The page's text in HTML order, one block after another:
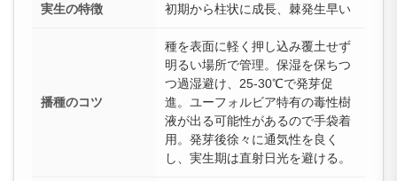
実生の特徴 初期から柱状に成長、棘発生早い
播種のコツ
種を表面に軽く押し込み覆土せず
明るい場所で管理。保湿を保ちつ
つ過湿避け、25-30℃で発芽促
進。ユーフォルビア特有の毒性樹
液が出る可能性があるので手袋着
用。発芽後徐々に通気性を良く
し、実生期は直射日光を避ける。